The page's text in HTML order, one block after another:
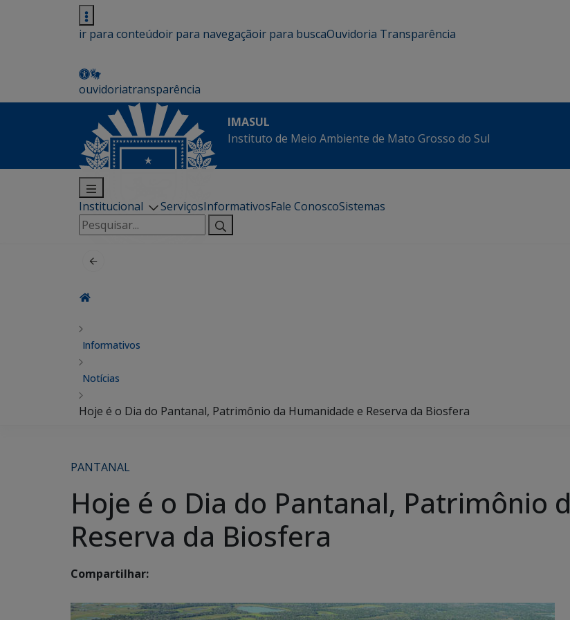
ir para conteúdoir para navegaçãoir para buscaOuvidoria Transparência
ouvidoriatransparência
IMASUL
Instituto de Meio Ambiente de Mato Grosso do Sul
Institucional ServiçosInformativosFale ConoscoSistemas
Pesquisar
por:
Informativos
Notícias
Hoje é o Dia do Pantanal, Patrimônio da Humanidade e Reserva da Biosfera
PANTANAL
Hoje é o Dia do Pantanal, Patrimônio
Reserva da Biosfera
Compartilhar: